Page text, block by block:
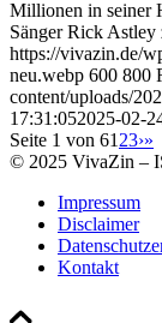
Millionen in seiner
Sänger Rick
https://vivazin.de/
neu.webp 600 800
content/uploads/
17:31:052025-02-
Seite 1 von 61 23›»
© 2025 VivaZin –
Impressum
Disclaimer
Kontakt